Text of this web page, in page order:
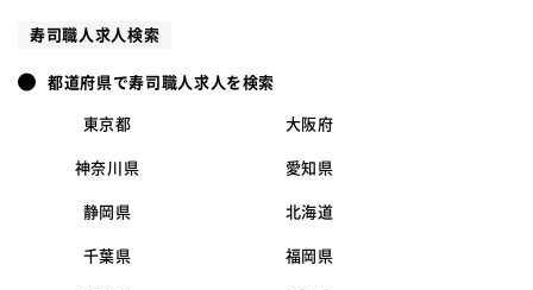
寿司職人求人検索
都道府県で寿司職人求人を検索
東京都 大阪府
神奈川県 愛知県
静岡県 北海道
千葉県 福岡県